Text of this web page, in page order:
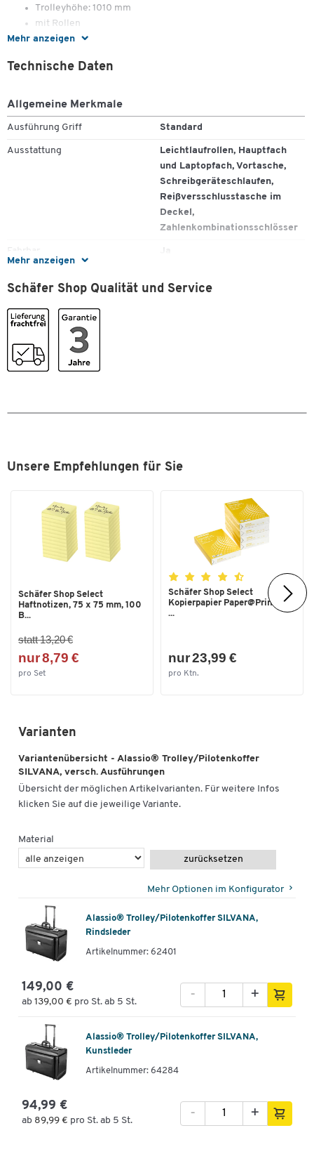
Mehr anzeigen
Trolleyhöhe: 1010 mm
mit Rollen
Innenmaße Laptopfach: B 420 x T 50 x H 285 mm, für 17"
Mehr anzeigen
Technische Daten
Allgemeine Merkmale
Ausführung Griff Standard
Ausstattung
Leichtlaufrollen, Hauptfach
und Laptopfach, Vortasche,
Schreibgeräteschlaufen,
Reißversschlusstasche im
Deckel,
Zahlenkombinationsschlösser
Fahrbar Ja
Innenbreite [mm]
Innenhöhe [mm]
Innentiefe [mm]
Material Griff Kunstleder
Tiefe [mm] 250
Verschlussart Zahlenschloss
Breite [mm]
Schäfer Shop Qualität und Service
Unsere Empfehlungen für Sie
Schäfer Shop Select
Haftnotizen, 75 x 75 mm, 100
B...
statt 13,20 €
nur 8,79 €
pro Set
Schäfer Shop Select
Kopierpapier Paper@Print, DIN
...
nur 23,99 €
pro Ktn.
Varianten
Variantenübersicht - Alassio® Trolley/Pilotenkoffer
SILVANA, versch. Ausführungen
Übersicht der möglichen Artikelvarianten. Für weitere Infos
klicken Sie auf die jeweilige Variante.
Material
zurücksetzen
Mehr Optionen im Konfigurator
Alassio® Trolley/Pilotenkoffer SILVANA,
Rindsleder
Artikelnummer: 62401
149,00 €
ab 139,00 € pro St. ab 5 St.
+
-
Alassio® Trolley/Pilotenkoffer SILVANA,
Kunstleder
Artikelnummer: 64284
94,99 €
ab 89,99 € pro St. ab 5 St.
+
-
Zum Zoomen doppeltippen